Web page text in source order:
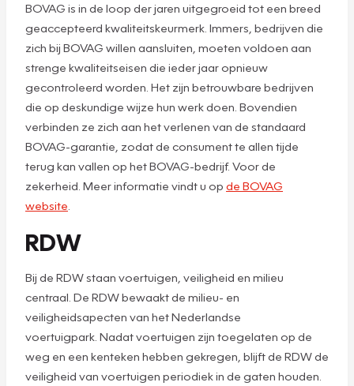
BOVAG is in de loop der jaren uitgegroeid tot een breed
geaccepteerd kwaliteitskeurmerk. Immers, bedrijven die
zich bij BOVAG willen aansluiten, moeten voldoen aan
strenge kwaliteitseisen die ieder jaar opnieuw
gecontroleerd worden. Het zijn betrouwbare bedrijven
die op deskundige wijze hun werk doen. Bovendien
verbinden ze zich aan het verlenen van de standaard
BOVAG-garantie, zodat de consument te allen tijde
terug kan vallen op het BOVAG-bedrijf. Voor de
zekerheid. Meer informatie vindt u op de BOVAG
website
RDW
Bij de RDW staan voertuigen, veiligheid en milieu
centraal. De RDW bewaakt de milieu- en
veiligheidsapecten van het Nederlandse
voertuigpark. Nadat voertuigen zijn toegelaten op de
weg en een kenteken hebben gekregen, blijft de RDW de
veiligheid van voertuigen periodiek in de gaten houden.